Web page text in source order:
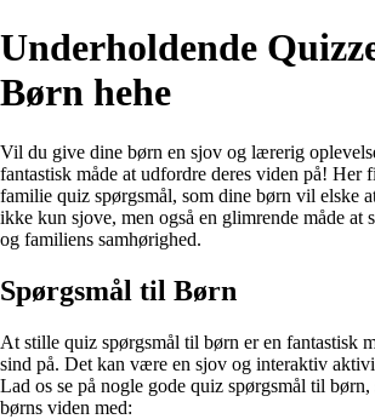
Underholdende
Børn hehe
Vil du give dine børn en sjov og lærerig
fantastisk måde at udfordre deres viden på! Her
familie quiz spørgsmål, som dine børn vil elske
ikke kun sjove, men også en glimrende måde at
og familiens samhørighed.
Spørgsmål til Børn
At stille quiz spørgsmål til børn er en fantastisk
sind på. Det kan være en sjov og interaktiv
Lad os se på nogle gode quiz spørgsmål til
børns viden med: